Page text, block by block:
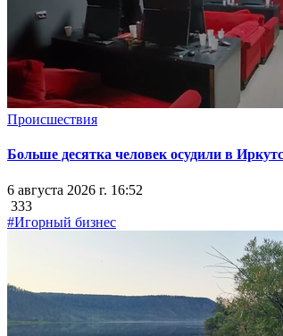
Происшествия
Больше десятка человек осудили в
6 августа 2026 г. 16:52
333
#Игорный бизнес